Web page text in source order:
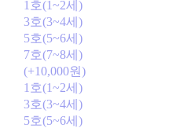
1호(1~2세)
3호(3~4세)
5호(5~6세)
7호(7~8세)
(+10,000원)
1호(1~2세)
3호(3~4세)
5호(5~6세)